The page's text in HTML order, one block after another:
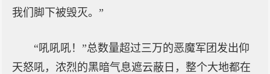
我们脚下被毁灭。”
“吼吼吼！”总数量超过三万的恶魔军团发出仰
天怒吼，浓烈的黑暗气息遮云蔽日，整个大地都在